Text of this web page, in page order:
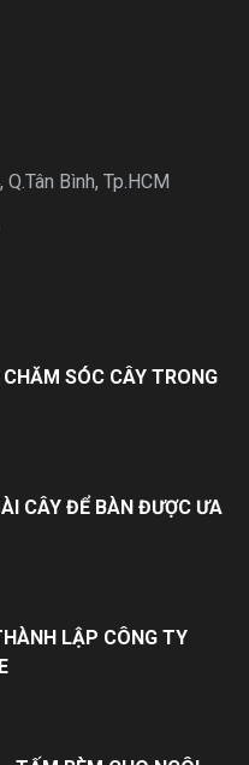
Bình, Tp.HCM
SÓC CÂY TRONG
CÂY ĐỂ BÀN ĐƯỢC ƯA
LẬP CÔNG TY